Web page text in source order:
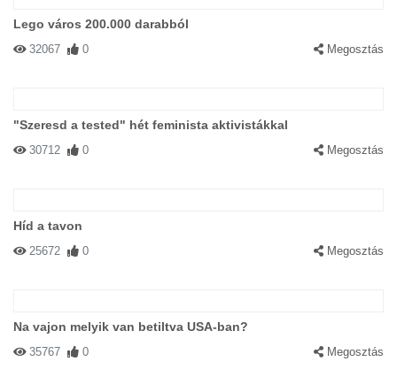
Lego város 200.000 darabból
32067 0 Megosztás
"Szeresd a tested" hét feminista aktivistákkal
30712 0 Megosztás
Híd a tavon
25672 0 Megosztás
Na vajon melyik van betiltva USA-ban?
35767 0 Megosztás